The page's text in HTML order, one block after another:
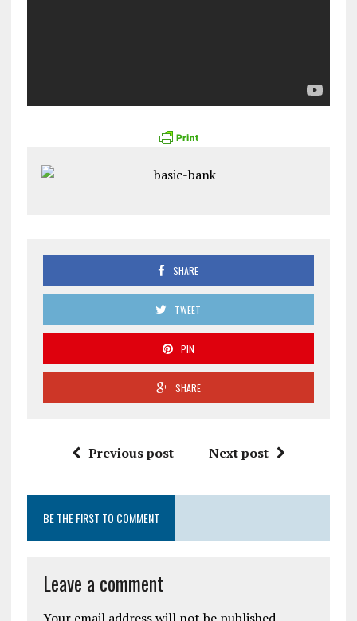
SHARE
TWEET
PIN
SHARE
Previous post Next post
BE THE FIRST TO COMMENT
Leave a comment